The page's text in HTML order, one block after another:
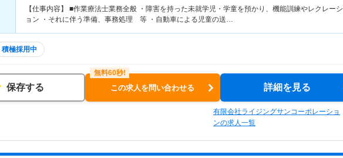
【仕事内容】 ■作業療法士業務全般 ・障害を持った未就学児・学童を預かり、機能訓練やレクレーシ
ョン ・それに伴う準備、事務処理 等 ・自動車による児童の送…
積極採用中
保存する この求人を問い合わせる 詳細を見る
有限会社ライジングサンコーポレーショ
ンの求人一覧